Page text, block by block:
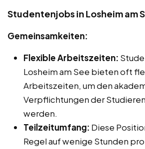
Studentenjobs in Losheim am
Gemeinsamkeiten:
Flexible Arbeitszeiten:
Losheim am See bieten oft
Arbeitszeiten, um den
Verpflichtungen der
werden.
Teilzeitumfang: Diese
Regel auf wenige Stunden